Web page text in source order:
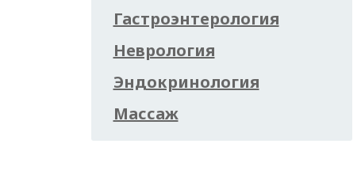
Гастроэнтерология
Неврология
Эндокринология
Массаж